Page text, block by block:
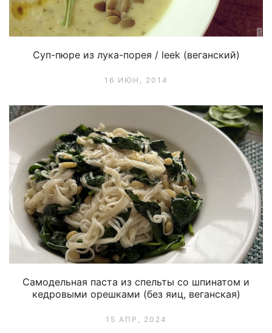
Суп-пюре из лука-порея / leek (веганский)
16 ИЮН, 2014
Самодельная паста из спельты со шпинатом и
кедровыми орешками (без яиц, веганская)
15 АПР, 2024